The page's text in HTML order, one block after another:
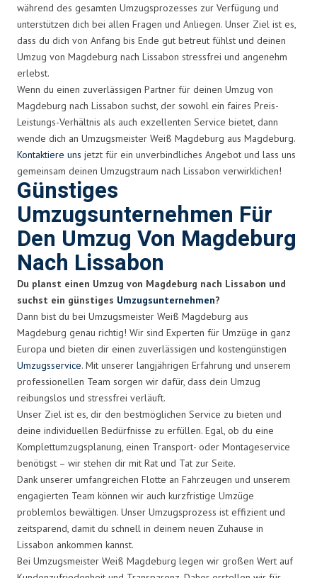
während des gesamten Umzugsprozesses zur Verfügung und
unterstützen dich bei allen Fragen und Anliegen. Unser Ziel ist es,
dass du dich von Anfang bis Ende gut betreut fühlst und deinen
Umzug von Magdeburg nach Lissabon stressfrei und angenehm
erlebst.
Wenn du einen zuverlässigen Partner für deinen Umzug von
Magdeburg nach Lissabon suchst, der sowohl ein faires Preis-
Leistungs-Verhältnis als auch exzellenten Service bietet, dann
wende dich an Umzugsmeister Weiß Magdeburg aus Magdeburg.
Kontaktiere uns jetzt für ein unverbindliches Angebot und lass uns
gemeinsam deinen Umzugstraum nach Lissabon verwirklichen!
Günstiges
Umzugsunternehmen Für
Den Umzug Von Magdeburg
Nach Lissabon
Du planst einen Umzug von Magdeburg nach Lissabon und
suchst ein günstiges Umzugsunternehmen?
Dann bist du bei Umzugsmeister Weiß Magdeburg aus
Magdeburg genau richtig! Wir sind Experten für Umzüge in ganz
Europa und bieten dir einen zuverlässigen und kostengünstigen
Umzugsservice. Mit unserer langjährigen Erfahrung und unserem
professionellen Team sorgen wir dafür, dass dein Umzug
reibungslos und stressfrei verläuft.
Unser Ziel ist es, dir den bestmöglichen Service zu bieten und
deine individuellen Bedürfnisse zu erfüllen. Egal, ob du eine
Komplettumzugsplanung, einen Transport- oder Montageservice
benötigst – wir stehen dir mit Rat und Tat zur Seite.
Dank unserer umfangreichen Flotte an Fahrzeugen und unserem
engagierten Team können wir auch kurzfristige Umzüge
problemlos bewältigen. Unser Umzugsprozess ist effizient und
zeitsparend, damit du schnell in deinem neuen Zuhause in
Lissabon ankommen kannst.
Bei Umzugsmeister Weiß Magdeburg legen wir großen Wert auf